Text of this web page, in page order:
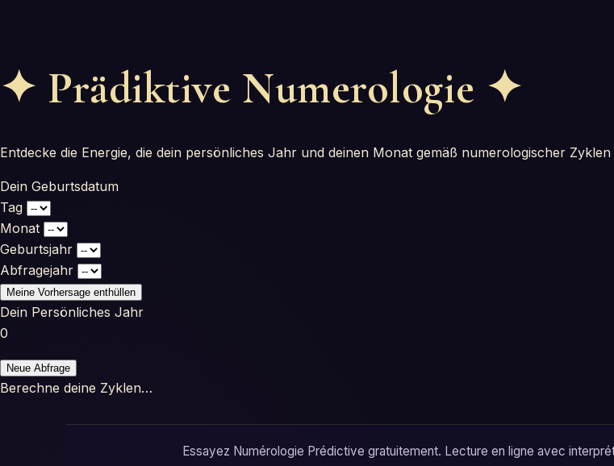
✦ Prädiktive Numerologie ✦
Entdecke die Energie, die dein persönliches Jahr und deinen Monat gemäß numerologischer
Dein Geburtsdatum
Tag
Monat
Geburtsjahr
Abfragejahr
Meine Vorhersage enthüllen
Dein Persönliches Jahr
0
Neue Abfrage
Berechne deine Zyklen…
Essayez Numérologie Prédictive gratuitement. Lecture en ligne avec